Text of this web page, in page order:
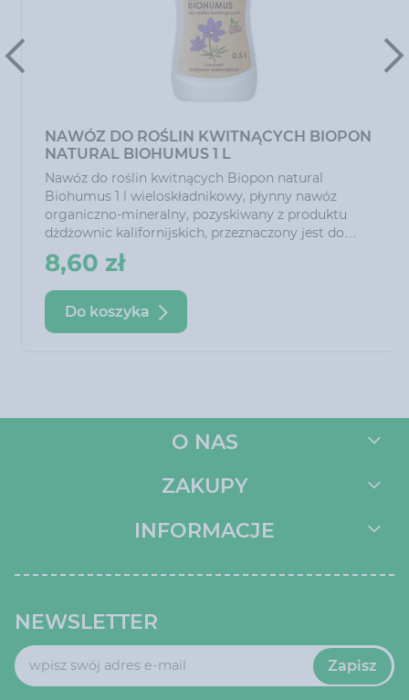
NAWÓZ DO ROŚLIN KWITNĄCYCH BIOPON
NATURAL BIOHUMUS 1 L
Nawóz do roślin kwitnących Biopon natural
Biohumus 1 l wieloskładnikowy, płynny nawóz
organiczno-mineralny, pozyskiwany z produktu
dżdżownic kalifornijskich, przeznaczony jest do
regularnego zasilania roślin ozdobnych
uprawianych w mieszkaniach, na balkonach i w
ogrodach. Obecność humusu biologicznego
wpływa na polepszenie właściwości gleby oraz
zapewnia należyte odżywianie roślin
8,60 zł
Do koszyka
O NAS
ZAKUPY
INFORMACJE
NEWSLETTER
Zapisz